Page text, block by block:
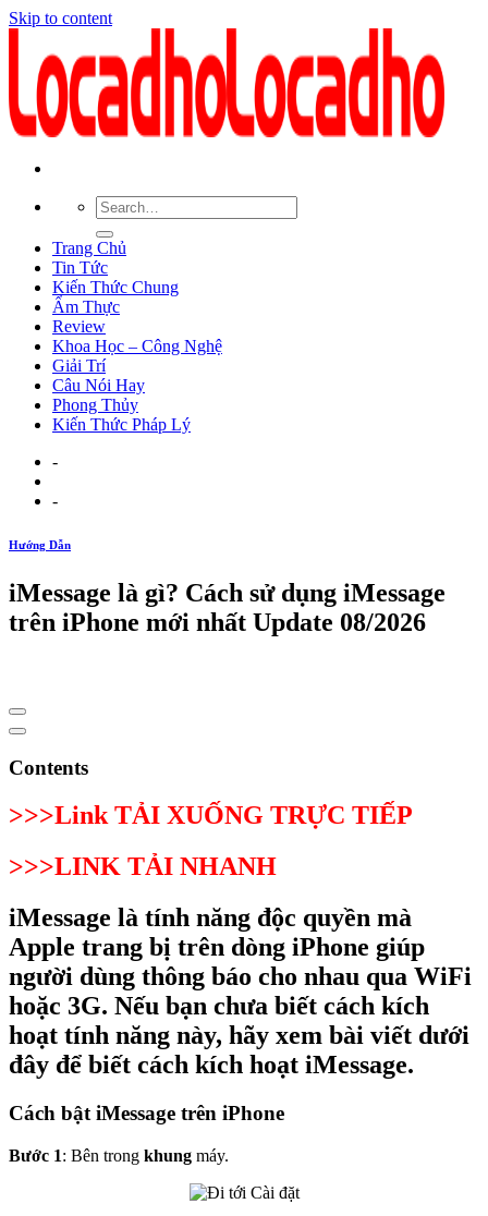
Skip to content
Trang Chủ
Tin Tức
Kiến Thức Chung
Ẩm Thực
Review
Khoa Học – Công Nghệ
Giải Trí
Câu Nói Hay
Phong Thủy
Kiến Thức Pháp Lý
-
-
Hướng Dẫn
iMessage là gì? Cách sử dụng iMessage
trên iPhone mới nhất Update 08/2026
Contents
>>>Link TẢI XUỐNG TRỰC TIẾP
>>>LINK TẢI NHANH
iMessage là tính năng độc quyền mà
Apple trang bị trên dòng iPhone giúp
người dùng thông báo cho nhau qua WiFi
hoặc 3G. Nếu bạn chưa biết cách kích
hoạt tính năng này, hãy xem bài viết dưới
đây để biết cách kích hoạt iMessage.
Cách bật iMessage trên iPhone
Bước 1: Bên trong khung máy.